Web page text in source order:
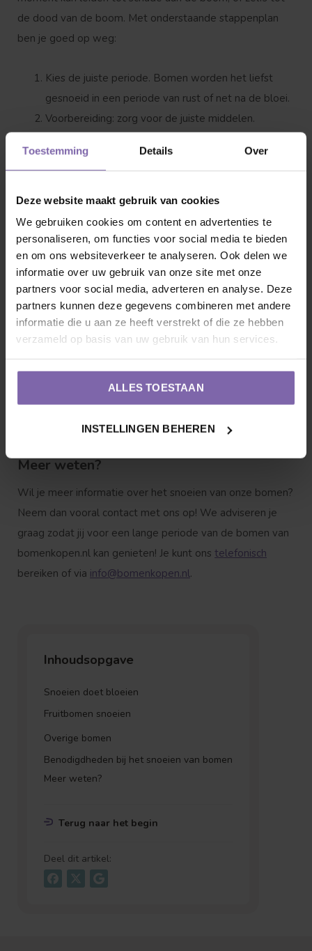
Toestemming Details Over
Deze website maakt gebruik van cookies
We gebruiken cookies om content en advertenties te
personaliseren, om functies voor social media te bieden
en om ons websiteverkeer te analyseren. Ook delen we
informatie over uw gebruik van onze site met onze
partners voor social media, adverteren en analyse. Deze
partners kunnen deze gegevens combineren met andere
informatie die u aan ze heeft verstrekt of die ze hebben
verzameld op basis van uw gebruik van hun services.
ALLES TOESTAAN
INSTELLINGEN BEHEREN
Inhoudsopgave
Snoeien doet bloeien
Fruitbomen snoeien
Overige bomen
Benodigdheden bij het snoeien van bomen
Meer weten?
Terug naar het begin
Deel dit artikel:
de dood van de boom. Met onderstaande stappenplan
ben je goed op weg:
Kies de juiste periode. Bomen worden het liefst
gesnoeid in een periode van rust of net na de bloei.
Voorbereiding: zorg voor de juiste middelen.
Probeer de natuurlijke uiterlijk van de boom te
Snoei takken altijd zo dicht mogelijk bij de hoofdtak
of de stam. Vermijd stompe stukken die kunnen
uitgroeien tot ongewenste takken.
Maak schone en gladde snijvlakken. Voorkom
scheuren.
Controleer de boom regelmatig op eventuele
verwondingen zoals scheuren om te zorgen dat de
nieuwe groei gezond is.
Het snoeien van bomen kan een zware taak zijn. Bij
grotere bomen of bomen die lastig te bereiken zijn, wordt
professionele hulp aanbevolen.
Meer weten?
Wil je meer informatie over het snoeien van onze bomen?
Neem dan vooral contact met ons op! We adviseren je
graag zodat jij voor een lange periode van de bomen van
bomenkopen.nl kan genieten! Je kunt ons telefonisch
bereiken of via info@bomenkopen.nl.